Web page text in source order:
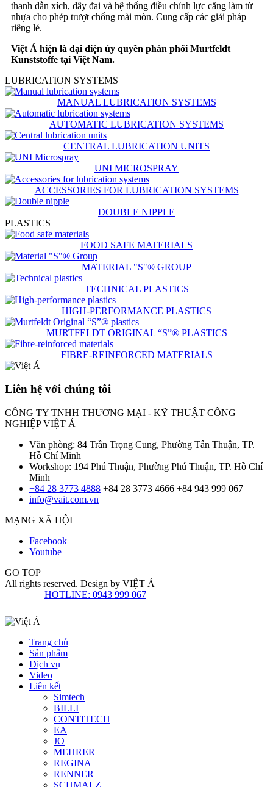
thanh dẫn xích, dây đai và hệ thống điều chỉnh lực căng làm từ
nhựa cho phép trượt chống mài mòn. Cung cấp các giải pháp
riêng lẻ.
Việt Á hiện là đại diện ủy quyền phân phối Murtfeldt
Kunststoffe tại Việt Nam.
LUBRICATION SYSTEMS
MANUAL LUBRICATION SYSTEMS
AUTOMATIC LUBRICATION SYSTEMS
CENTRAL LUBRICATION UNITS
UNI MICROSPRAY
ACCESSORIES FOR LUBRICATION SYSTEMS
DOUBLE NIPPLE
PLASTICS
FOOD SAFE MATERIALS
MATERIAL "S"® GROUP
TECHNICAL PLASTICS
HIGH-PERFORMANCE PLASTICS
MURTFELDT ORIGINAL “S”® PLASTICS
FIBRE-REINFORCED MATERIALS
Liên hệ với chúng tôi
CÔNG TY TNHH THƯƠNG MẠI - KỸ THUẬT CÔNG
NGHIỆP VIỆT Á
Văn phòng: 84 Trần Trọng Cung, Phường Tân Thuận, TP.
Hồ Chí Minh
Workshop: 194 Phú Thuận, Phường Phú Thuận, TP. Hồ Chí
Minh
+84 28 3773 4888 +84 28 3773 4666 +84 943 999 067
info@vait.com.vn
MẠNG XÃ HỘI
Facebook
Youtube
GO TOP
All rights reserved. Design by VIỆT Á
HOTLINE: 0943 999 067
Trang chủ
Sản phẩm
Dịch vụ
Video
Liên kết
Simtech
BILLI
CONTITECH
EA
JO
MEHRER
REGINA
RENNER